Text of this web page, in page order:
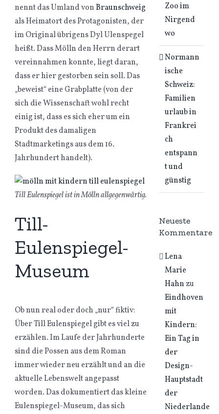
nennt das Umland vonBraunschweig
als Heimatort des Protagonisten, der
im Original übrigens Dyl Ulenspegel
heißt. Dass Mölln den Herrn derart
vereinnahmen konnte, liegt daran,
dass er hier gestorben sein soll. Das
„beweist“ eine Grabplatte (von der
sich die Wissenschaft wohl recht
einig ist, dass es sich eher um ein
Produkt des damaligen
Stadtmarketings aus dem 16.
Jahrhundert handelt).
Till Eulenspiegel ist in Mölln allgegenwärtig.
Till-
Eulenspiegel-
Museum
Ob nun real oder doch „nur“ fiktiv:
Über Till Eulenspiegel gibt es viel zu
erzählen. Im Laufe der Jahrhunderte
sind die Possen aus dem Roman
immer wieder neu erzählt und an die
aktuelle Lebenswelt angepasst
worden. Das dokumentiert das kleine
Eulenspiegel-Museum, das sich
Zoo im
Nirgend
wo
Normann
ische
Schweiz:
Familien
urlaub in
Frankrei
ch
entspann
t und
günstig
Neueste
Kommentare
Lena
Marie
Hahnzu
Eindhoven
mit
Kindern:
Ein Tag in
der
Design-
Hauptstadt
der
Niederlande